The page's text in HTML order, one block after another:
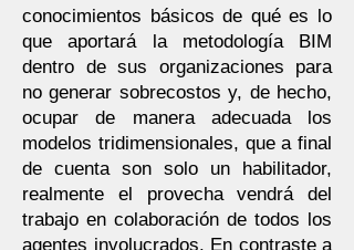
conocimientos básicos de qué es lo
que aportará la metodología BIM
dentro de sus organizaciones para
no generar sobrecostos y, de hecho,
ocupar de manera adecuada los
modelos tridimensionales, que a final
de cuenta son solo un habilitador,
realmente el provecha vendrá del
trabajo en colaboración de todos los
agentes involucrados. En contraste a